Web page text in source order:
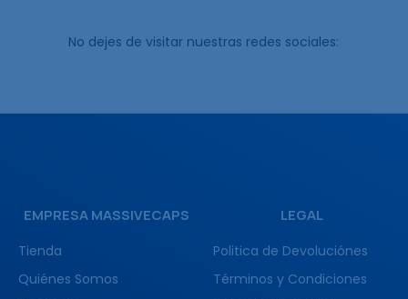
No dejes de visitar nuestras redes sociales:
EMPRESA MASSIVECAPS
Tienda
Quiénes Somos
LEGAL
Politica de Devoluciónes
Términos y Condiciones